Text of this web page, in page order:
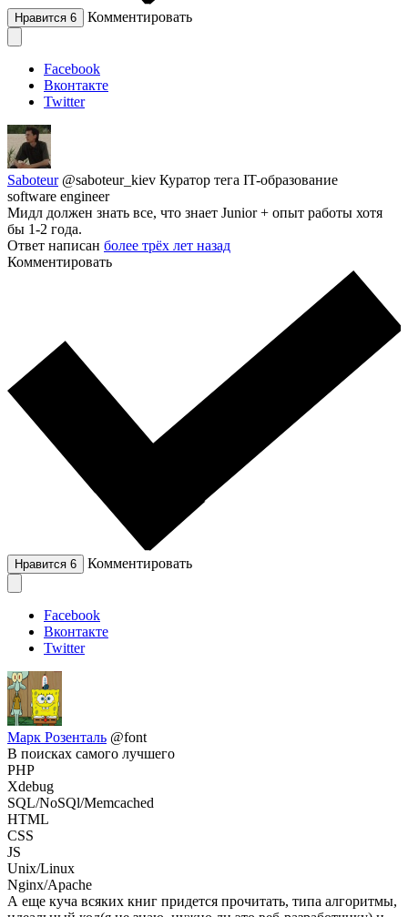
Нравится 6 Комментировать
Facebook
Вконтакте
Twitter
Saboteur @saboteur_kiev Куратор тега IT-образование
software engineer
Мидл должен знать все, что знает Junior + опыт работы хотя
бы 1-2 года.
Ответ написан более трёх лет назад
Комментировать
Нравится 6 Комментировать
Facebook
Вконтакте
Twitter
Марк Розенталь @font
В поисках самого лучшего
PHP
Xdebug
SQL/NoSQl/Memcached
HTML
CSS
JS
Unix/Linux
Nginx/Apache
А еще куча всяких книг придется прочитать, типа алгоритмы,